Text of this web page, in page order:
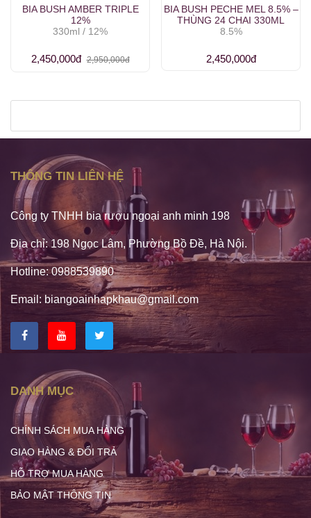
BIA BUSH AMBER TRIPLE
12%
330ml / 12%
2,450,000đ 2,950,000đ
BIA BUSH PECHE MEL 8.5% –
THÙNG 24 CHAI 330ML
8.5%
2,450,000đ
THÔNG TIN LIÊN HỆ
Công ty TNHH bia rượu ngoại anh minh 198
Địa chỉ: 198 Ngọc Lâm, Phường Bồ Đề, Hà Nội.
Hotline: 0988539890
Email: biangoainhapkhau@gmail.com
DANH MỤC
CHÍNH SÁCH MUA HÀNG
GIAO HÀNG & ĐỔI TRẢ
HỖ TRỢ MUA HÀNG
BẢO MẬT THÔNG TIN